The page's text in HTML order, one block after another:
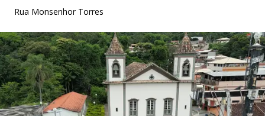
Rua Monsenhor Torres